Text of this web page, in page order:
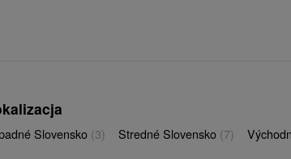
Slovensko (3) Stredné Slovensko (7)